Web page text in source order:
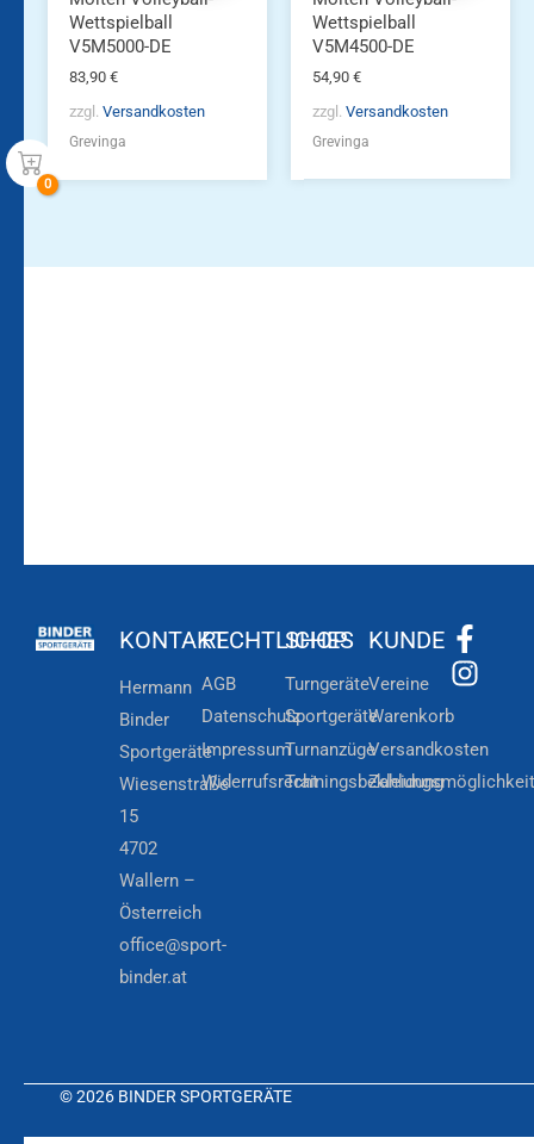
Wettspielball
V5M5000-DE
83,90 €
zzgl. Versandkosten
Grevinga
Wettspielball
V5M4500-DE
54,90 €
zzgl. Versandkosten
Grevinga
KONTAKT
Hermann
Binder
Sportgeräte
Wiesenstraße
15
4702
Wallern –
Österreich
office@sport-
binder.at
RECHTLICHES
AGB
Datenschutz
Impressum
Widerrufsrecht
SHOP
Turngeräte
Sportgeräte
Turnanzüge
Trainingsbekleidung
KUNDE
Vereine
Warenkorb
Versandkosten
© 2026 BINDER SPORTGERÄTE